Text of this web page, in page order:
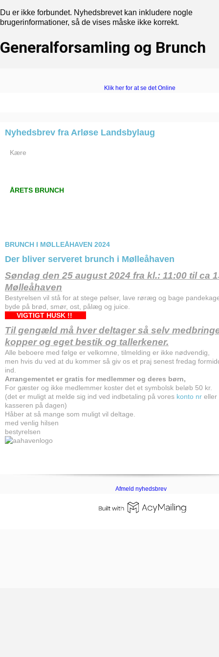
Du er ikke forbundet. Nyhedsbrevet kan inkludere nogle
brugerinformationer, så de vises måske ikke korrekt.
Generalforsamling og Brunch
Klik her for at se det Online
‍Nyhedsbrev fra Arløse Landsbylaug
‍Kære
ÅRETS BRUNCH
BRUNCH I MØLLEÅHAVEN 2024
Der bliver serveret brunch i Mølleåhaven
Søndag den 25 august 2024 fra kl.: 11:00 til ca
Mølleåhaven
Bestyrelsen vil stå for at stege pølser, lave røræg og bage
byde på brød, smør, ost, pålæg og juice.
VIGTIGT HUSK !!
Til gengæld må hver deltager så selv
kopper og eget bestik og tallerkener.
Alle beboere med følge er velkomne, tilmelding er ikke nødvendig,
men hvis du ved at du kommer så giv os et praj senest fredag
ind.
Arrangementet er gratis for medlemmer og deres børn,
For gæster og ikke medlemmer koster det et symbolsk beløb 50 kr.
(det er muligt at melde sig ind ved indbetaling på vores konto nr eller
kasseren på dagen)
Håber at så mange som muligt vil deltage.
med venlig hilsen
bestyrelsen
Afmeld nyhedsbrev